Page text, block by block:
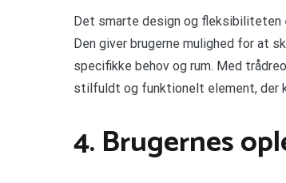
Det smarte design og fleksibiliteten
Den giver brugerne mulighed for at
specifikke behov og rum. Med
stilfuldt og funktionelt element, der
4. Brugernes